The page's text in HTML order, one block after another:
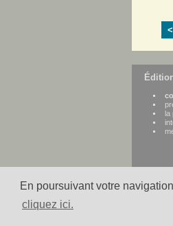
En poursuivant votre
cliquez ici.
la